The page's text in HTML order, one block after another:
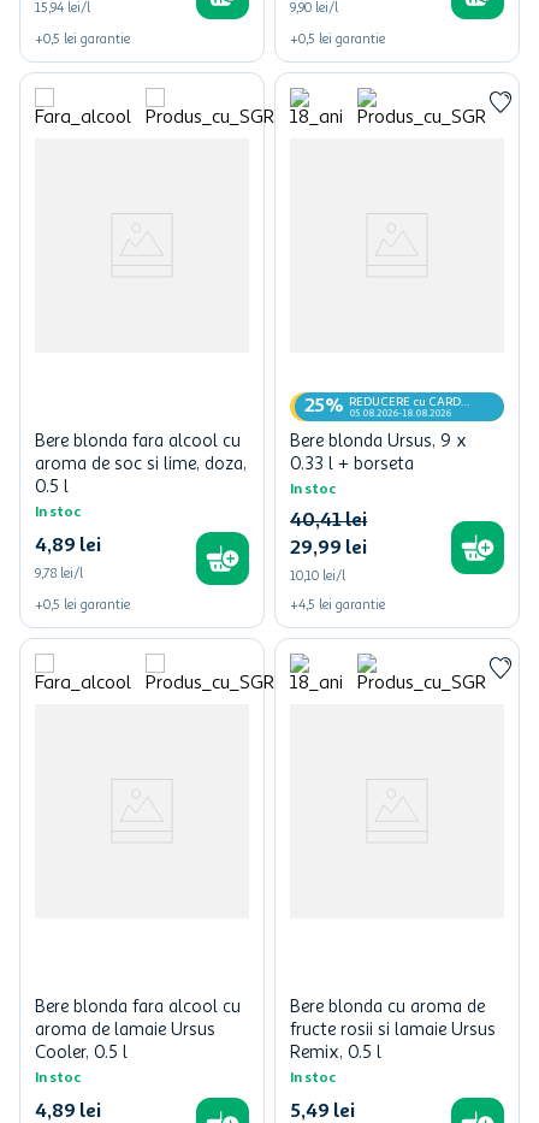
15,94 lei/l
+0,5 lei garantie
9,90 lei/l
+0,5 lei garantie
Bere blonda fara alcool cu
aroma de soc si lime, doza,
0.5 l
In stoc
4,89 lei
9,78 lei/l
+0,5 lei garantie
25%
REDUCERE cu CARD
MyCLUB
05.08.2026-18.08.2026
Bere blonda Ursus, 9 x
0.33 l + borseta
In stoc
29,99 lei
40,41lei
10,10 lei/l
+4,5 lei garantie
Bere blonda fara alcool cu
aroma de lamaie Ursus
Cooler, 0.5 l
In stoc
4,89 lei
Bere blonda cu aroma de
fructe rosii si lamaie Ursus
Remix, 0.5 l
In stoc
5,49 lei